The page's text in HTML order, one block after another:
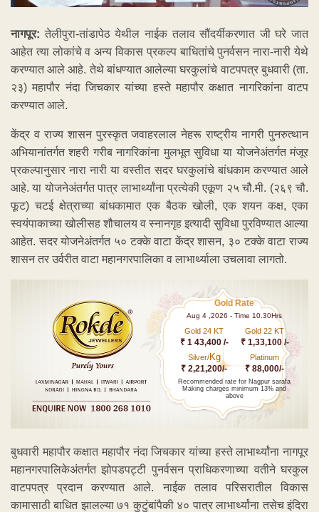
नागपूर: तेलीपुरा-तांडापेठ येथील नाईक तलाव सौंदर्यीकरणात जी घरे जात
आहेत त्या लोकांचे व अन्य विकास प्रकल्प बाधितांचे पुनर्वसन नारा-नारी येथे
करण्यात आले आहे. तेथे बांधण्यात आलेल्या घरकुलांचे वाटपपत्र बुधवारी (ता.
२३) महापौर नंदा जिचकार यांच्या हस्ते महापौर कक्षात नागरिकांना वाटप
करण्यात आले.
केंद्र व राज्य शासन पुरस्कृत जवाहरलाल नेहरू राष्ट्रीय नागरी पुनरुत्थान
अभियानांतर्गत शहरी गरीब नागरिकांना मुलभूत सुविधा या योजनेअंतर्गत मंजूर
प्रकल्पानुसार नारा नारी या वस्तीत सदर घरकुलांचे बांधकाम करण्यात आले
आहे. या योजनेअंतर्गत पात्र लाभार्थ्यांना प्रत्येकी एकूण २५ चौ.मी. (२६९ चौ.
फूट) चटई क्षेत्राच्या बांधकामात एक बैठक खोली, एक शयन कक्ष, एका
स्वयंपाकाच्या खोलीसह शौचालय व स्नानगृह इत्यादी सुविधा पुरविण्यात आल्या
आहेत. सदर योजनेअंतर्गत ५० टक्के वाटा केंद्र शासन, ३० टक्के वाटा राज्य
शासन तर उर्वरीत वाटा महानगरपालिका व लाभार्थ्याला उचलावा लागतो.
Gold Rate
Aug 4 ,2026 - Time 10.30Hrs
Gold 24 KT
₹ 1 43,400 /-
Gold 22 KT
₹ 1,33,100 /-
Silver/Kg
₹ 2,21,200/-
Platinum
₹ 88,000/-
Recommended rate for Nagpur sarafa
Making charges minimum 13% and
above
बुधवारी महापौर कक्षात महापौर नंदा जिचकार यांच्या हस्ते लाभार्थ्यांना नागपूर
महानगरपालिकेअंतर्गत झोपडपट्टी पुनर्वसन प्राधिकरणाच्या वतीने घरकुल
वाटपपत्र प्रदान करण्यात आले. नाईक तलाव परिसरातील विकास
कामासाठी बाधित झालल्या ७१ कुटुंबांपैकी ४० पात्र लाभार्थ्यांना तसेच इंदिरा